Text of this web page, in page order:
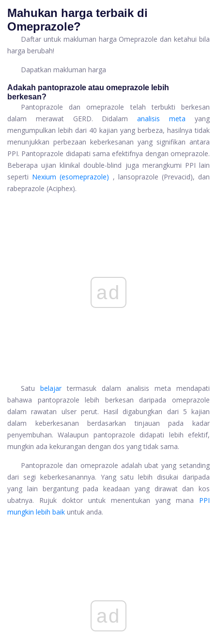
Mahukan harga terbaik di
Omeprazole?
Daftar untuk makluman harga Omeprazole dan ketahui bila
harga berubah!
Dapatkan makluman harga
Adakah pantoprazole atau omeprazole lebih
berkesan?
Pantoprazole dan omeprazole telah terbukti berkesan
dalam merawat GERD. Didalamanalisis meta yang
mengumpulkan lebih dari 40 kajian yang berbeza, hasilnya tidak
menunjukkan perbezaan keberkesanan yang signifikan antara
PPI. Pantoprazole didapati sama efektifnya dengan omeprazole.
Beberapa ujian klinikal double-blind juga merangkumi PPI lain
seperti Nexium (esomeprazole) , lansoprazole (Prevacid), dan
rabeprazole (Aciphex).
ad
Satu belajartermasuk dalam analisis meta mendapati
bahawa pantoprazole lebih berkesan daripada omeprazole
dalam rawatan ulser perut. Hasil digabungkan dari 5 kajian
dalam keberkesanan berdasarkan tinjauan pada kadar
penyembuhan. Walaupun pantoprazole didapati lebih efektif,
mungkin ada kekurangan dengan dos yang tidak sama.
Pantoprazole dan omeprazole adalah ubat yang setanding
dari segi keberkesanannya. Yang satu lebih disukai daripada
yang lain bergantung pada keadaan yang dirawat dan kos
ubatnya. Rujuk doktor untuk menentukan yang mana PPI
mungkin lebih baik untuk anda.
ad